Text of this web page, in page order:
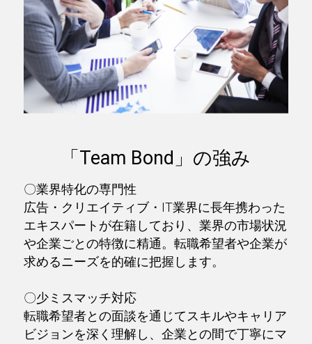
「Team Bond」の強み
〇業界特化の専門性
広告・クリエイティブ・IT業界に長年携わった
エキスパートが在籍しており、業界の市場状況
や企業ごとの特徴に精通。転職希望者や企業が
求めるニーズを的確に把握します。
〇少ミスマッチ対応
転職希望者との面談を通じてスキルやキャリア
ビジョンを深く理解し、企業との間で丁寧にマ